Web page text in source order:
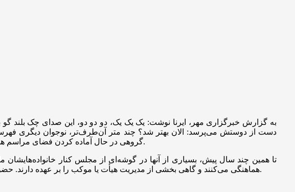
به گزارش خبرگزاری مهر، ایرنا نوشت: یک یک یک، دو دو دو، این صدای چک بلند
دست از دوستش می‌پرسد: الان بهتر شد؟ چند متر آن‌طرف‌تر، نوجوان دیگری
گروهی در حال آماده کردن فضای مراسم هستند. هنوز خبری از ازدحام عزاداران نیست، اما هیأت ساعت‌هاست که روی شانه‌های همین نوجوان‌ها جان گرفته است.
تا همین چند سال پیش، بسیاری از آنها در گوشه‌ای از مجلس کنار
هماهنگی می‌کنند و گاهی بخشی از مدیریت هیأت یا موکب را بر عهده دارند. حضوری که فقط به کمک کردن ختم نمی‌شود، بلکه فرصتی برای تمرین مسئولیت‌پذیری، کار گروهی و خدمت بی‌منت است.